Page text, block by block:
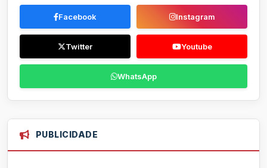
Facebook Instagram
Twitter Youtube
WhatsApp
PUBLICIDADE